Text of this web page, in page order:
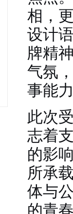
相，
设计
牌精
气氛
事能
此次
志着
的影
所承
体与
的青